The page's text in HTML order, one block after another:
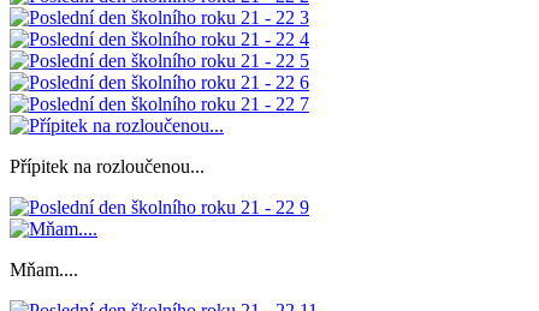
Přípitek na rozloučenou...
Mňam....